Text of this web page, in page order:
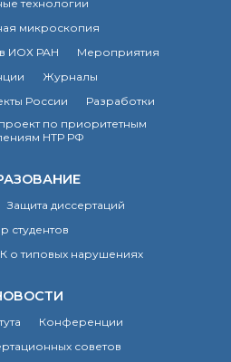
технологии
микроскопия
ИОХ РАН
Мероприятия
Журналы
России
Разработки
по приоритетным
НТР РФ
Защита диссертаций
студентов
о типовых нарушениях
Конференции
советов